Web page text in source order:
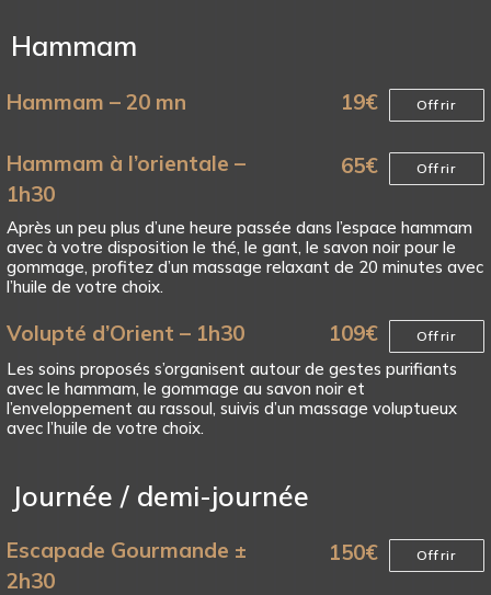
Hammam
Hammam – 20 mn 19€ Offrir
Hammam à l’orientale –
1h30
65€ Offrir
Après un peu plus d’une heure passée dans l’espace hammam
avec à votre disposition le thé, le gant, le savon noir pour le
gommage, profitez d’un massage relaxant de 20 minutes avec
l’huile de votre choix.
Volupté d’Orient – 1h30 109€ Offrir
Les soins proposés s’organisent autour de gestes purifiants
avec le hammam, le gommage au savon noir et
l’enveloppement au rassoul, suivis d’un massage voluptueux
avec l’huile de votre choix.
Journée / demi-journée
Escapade Gourmande ±
2h30
150€ Offrir